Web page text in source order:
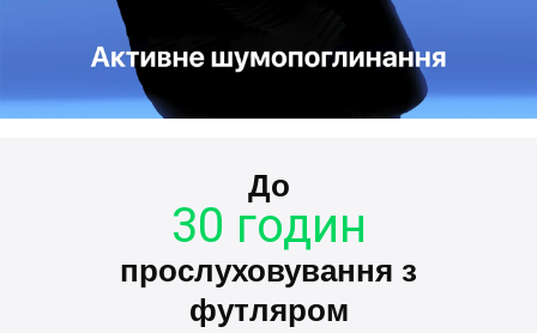
До
30 годин
прослуховування з
футляром